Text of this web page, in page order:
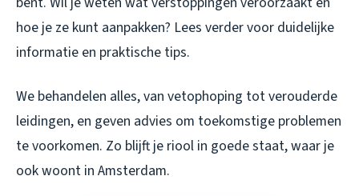
hoe je ze kunt aanpakken? Lees verder voor duidelijke
informatie en praktische tips.
We behandelen alles, van vetophoping tot verouderde
leidingen, en geven advies om toekomstige problemen
te voorkomen. Zo blijft je riool in goede staat, waar je
ook woont in Amsterdam.